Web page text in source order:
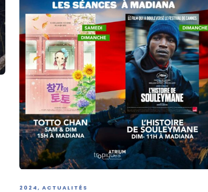
2024 , ACTUALITÉS